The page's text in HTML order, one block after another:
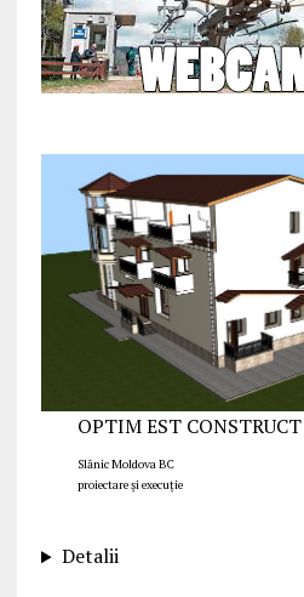
OPTIM EST CONSTRUCT
Slănic Moldova BC
proiectare și execuție
Detalii